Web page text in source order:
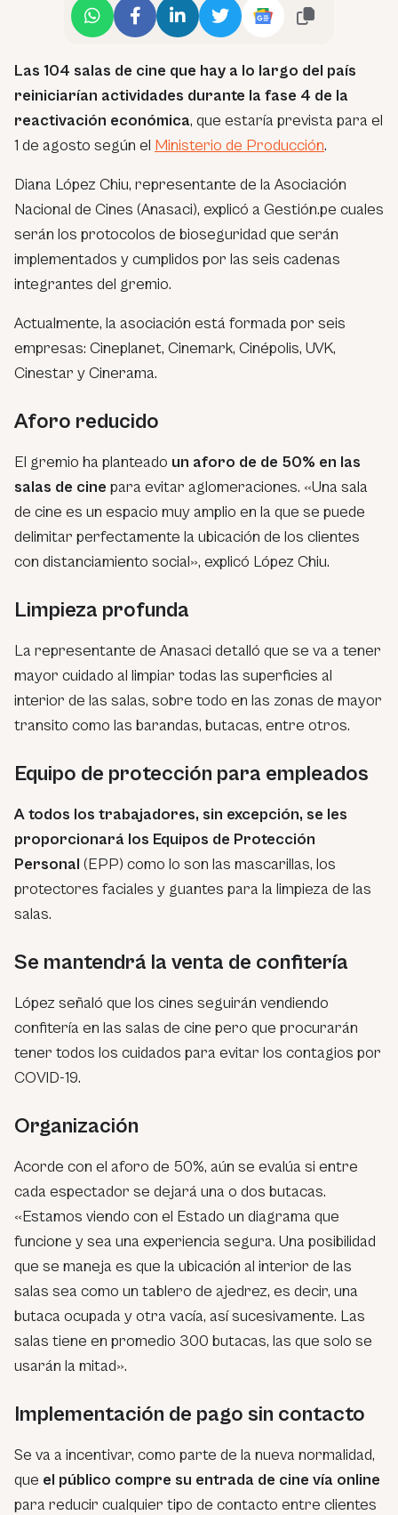
Las 104 salas de cine que hay a lo largo del país
reiniciarían actividades durante la fase 4 de la
reactivación económica, que estaría prevista para el
1 de agosto según el Ministerio de Producción.
Diana López Chiu, representante de la Asociación
Nacional de Cines (Anasaci), explicó a Gestión.pe cuales
serán los protocolos de bioseguridad que serán
implementados y cumplidos por las seis cadenas
integrantes del gremio.
Actualmente, la asociación está formada por seis
empresas: Cineplanet, Cinemark, Cinépolis, UVK,
Cinestar y Cinerama.
Aforo reducido
El gremio ha planteado un aforo de de 50% en las
salas de cine para evitar aglomeraciones. «Una sala
de cine es un espacio muy amplio en la que se puede
delimitar perfectamente la ubicación de los clientes
con distanciamiento social», explicó López Chiu.
Limpieza profunda
La representante de Anasaci detalló que se va a tener
mayor cuidado al limpiar todas las superficies al
interior de las salas, sobre todo en las zonas de mayor
transito como las barandas, butacas, entre otros.
Equipo de protección para empleados
A todos los trabajadores, sin excepción, se les
proporcionará los Equipos de Protección
Personal (EPP) como lo son las mascarillas, los
protectores faciales y guantes para la limpieza de las
salas.
Se mantendrá la venta de confitería
López señaló que los cines seguirán vendiendo
confitería en las salas de cine pero que procurarán
tener todos los cuidados para evitar los contagios por
COVID-19.
Organización
Acorde con el aforo de 50%, aún se evalúa si entre
cada espectador se dejará una o dos butacas.
«Estamos viendo con el Estado un diagrama que
funcione y sea una experiencia segura. Una posibilidad
que se maneja es que la ubicación al interior de las
salas sea como un tablero de ajedrez, es decir, una
butaca ocupada y otra vacía, así sucesivamente. Las
salas tiene en promedio 300 butacas, las que solo se
usarán la mitad».
Implementación de pago sin contacto
Se va a incentivar, como parte de la nueva normalidad,
que el público compre su entrada de cine vía online
para reducir cualquier tipo de contacto entre clientes